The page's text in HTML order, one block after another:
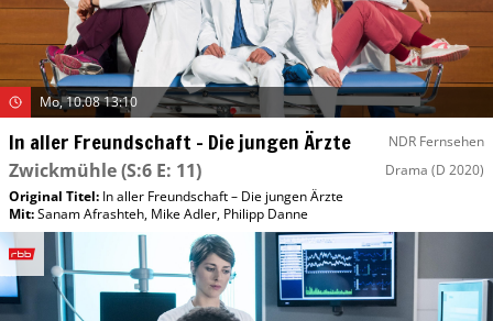
Mo, 10.08 13:10
In aller Freundschaft – Die jungen Ärzte NDR Fernsehen
Zwickmühle(S:6 E: 11) Drama (D 2020)
Original Titel: In aller Freundschaft – Die jungen Ärzte
Mit:Sanam Afrashteh, Mike Adler, Philipp Danne